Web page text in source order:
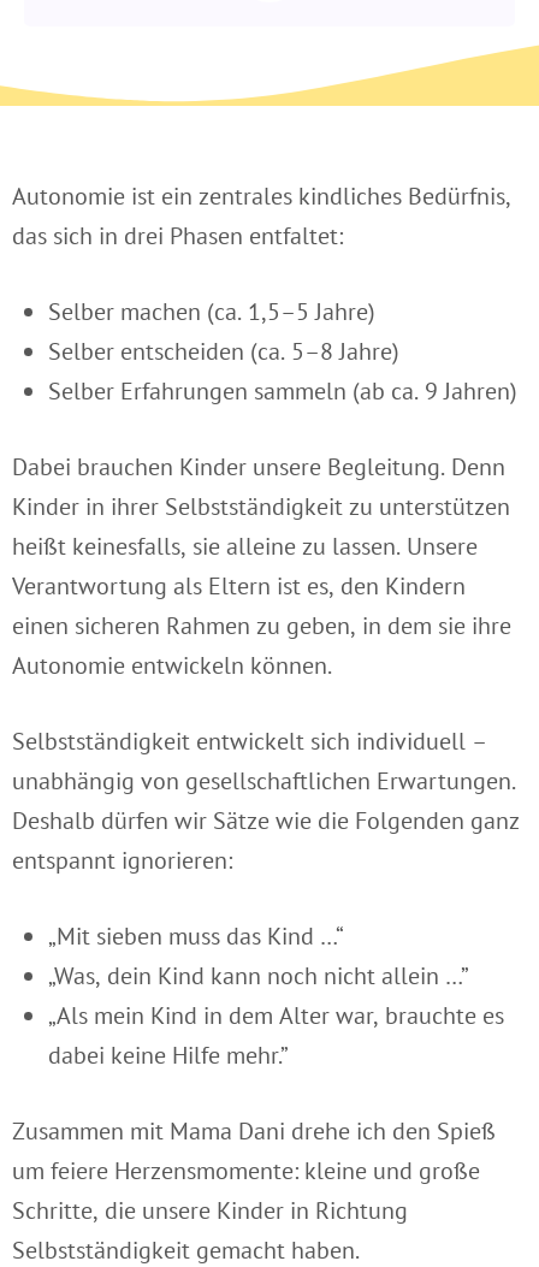
Autonomie ist ein zentrales kindliches Bedürfnis,
das sich in drei Phasen entfaltet:
Selber machen (ca. 1,5–5 Jahre)
Selber entscheiden (ca. 5–8 Jahre)
Selber Erfahrungen sammeln (ab ca. 9 Jahren)
Dabei brauchen Kinder unsere Begleitung. Denn
Kinder in ihrer Selbstständigkeit zu unterstützen
heißt keinesfalls, sie alleine zu lassen. Unsere
Verantwortung als Eltern ist es, den Kindern
einen sicheren Rahmen zu geben, in dem sie ihre
Autonomie entwickeln können.
Selbstständigkeit entwickelt sich individuell –
unabhängig von gesellschaftlichen Erwartungen.
Deshalb dürfen wir Sätze wie die Folgenden ganz
entspannt ignorieren:
„Mit sieben muss das Kind …“
„Was, dein Kind kann noch nicht allein …”
„Als mein Kind in dem Alter war, brauchte es
dabei keine Hilfe mehr.”
Zusammen mit Mama Dani drehe ich den Spieß
um feiere Herzensmomente: kleine und große
Schritte, die unsere Kinder in Richtung
Selbstständigkeit gemacht haben.